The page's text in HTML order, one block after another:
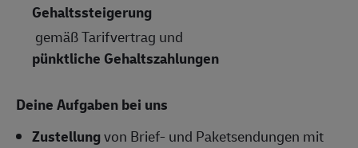
Gehaltssteigerung
gemäß Tarifvertrag und
pünktliche Gehaltszahlungen
Deine Aufgaben bei uns
Zustellungvon Brief- und Paketsendungen mit